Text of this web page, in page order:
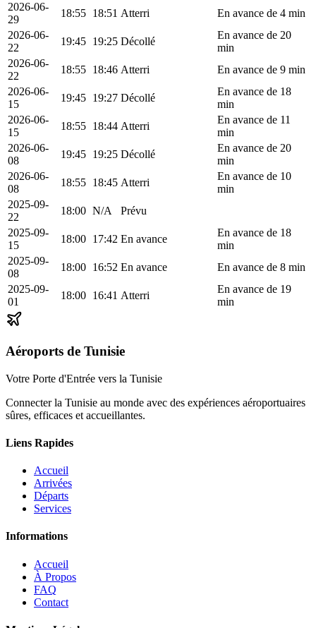
2026-06-
29
18:55 18:51 Atterri
En avance de 4 min
2026-06-
22
19:45 19:25 Décollé
En avance de 20
min
2026-06-
22
18:55 18:46 Atterri
En avance de 9 min
2026-06-
15
19:45 19:27 Décollé
En avance de 18
min
2026-06-
15
18:55 18:44 Atterri
En avance de 11
min
2026-06-
08
19:45 19:25 Décollé
En avance de 20
min
2026-06-
08
18:55 18:45 Atterri
En avance de 10
min
2025-09-
22
18:00 N/A
Prévu
2025-09-
15
18:00 17:42 En avance
En avance de 18
min
2025-09-
08
18:00 16:52 En avance
En avance de 8 min
2025-09-
01
18:00 16:41 Atterri
En avance de 19
min
Aéroports de Tunisie
Votre Porte d'Entrée vers la Tunisie
Connecter la Tunisie au monde avec des expériences aéroportuaires
sûres, efficaces et accueillantes.
Liens Rapides
Accueil
Arrivées
Départs
Services
Informations
Accueil
À Propos
FAQ
Contact